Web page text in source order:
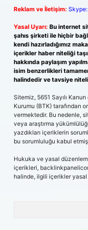
Reklam ve İletişim:
Yasal Uyarı: Bu internet
şahıs şirketi ile hiçbir
kendi hazırladığımız
içerikler haber niteliği
hakkında paylaşım
isim benzerlikleri
halindedir ve tavsiye
Sitemiz, 5651 Sayılı
Kurumu (BTK) tarafından
vermektedir. Bu nedenle,
veya araştırma
yazdıkları içeriklerin
bu sorumluluğu kabul etmiş
Hukuka ve yasal
içerikleri,
halinde, ilgili içerikler yasal